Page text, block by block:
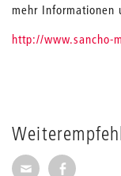
Seite per E-
Seite
mehr Informationen
http://www.sancho-